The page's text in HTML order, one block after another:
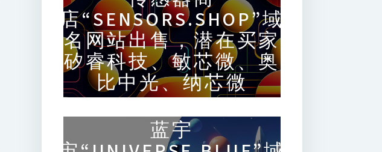
店“SENSORS.SHOP”域
名网站出售，潜在买家
矽睿科技、敏芯微、奥
比中光、纳芯微
蓝宇